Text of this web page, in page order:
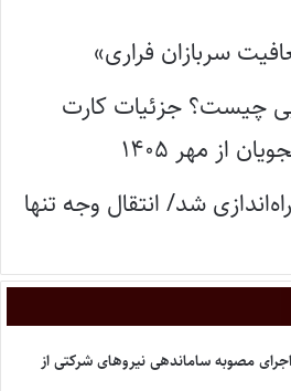
سربازان فراری»
چیست؟ جزئیات کارت
از مهر ۱۴۰۵
شد/ انتقال وجه تنها
مصوبه ساماندهی نیروهای شرکتی از